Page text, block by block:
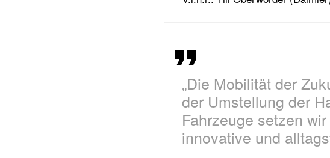
„Die Mobilität der
der Umstellung der
Fahrzeuge setzen
innovative und